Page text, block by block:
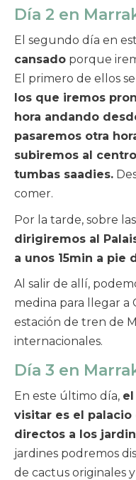
Día 2 en
El segundo día en
cansado porque
El primero de ellos
los que iremos
hora andando
pasaremos otra
subiremos al
tumbas saadies.
comer.
Por la tarde, sobre
dirigiremos al
a unos 15min a pie
Al salir de allí,
medina para llegar a
estación de tren de
internacionales.
Día 3 en
En este último día,
visitar es el palacio
directos a los
jardines podremos
de cactus originales